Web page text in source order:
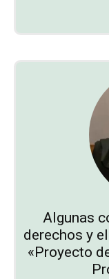
Algunas
derechos y
«Proyecto